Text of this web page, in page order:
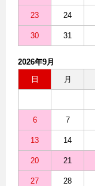
23 24
30 31
2026年9月
日
月
6 7
13 14
20 21
27 28